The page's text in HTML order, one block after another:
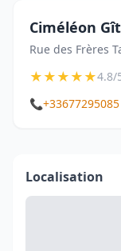
Ciméléon
Rue des Frères
★★★★★4.8/
📞+33677295085
Localisation